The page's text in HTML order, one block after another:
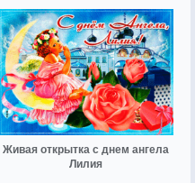
Живая открытка с днем ангела
Лилия